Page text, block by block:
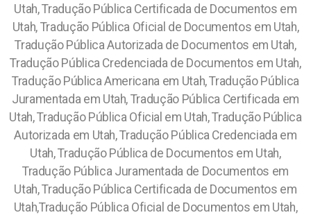
Utah, Tradução Pública Certificada de Documentos em
Utah, Tradução Pública Oficial de Documentos em Utah,
Tradução Pública Autorizada de Documentos em Utah,
Tradução Pública Credenciada de Documentos em Utah,
Tradução Pública Americana em Utah, Tradução Pública
Juramentada em Utah, Tradução Pública Certificada em
Utah, Tradução Pública Oficial em Utah, Tradução Pública
Autorizada em Utah, Tradução Pública Credenciada em
Utah, Tradução Pública de Documentos em Utah,
Tradução Pública Juramentada de Documentos em
Utah, Tradução Pública Certificada de Documentos em
Utah,Tradução Pública Oficial de Documentos em Utah,